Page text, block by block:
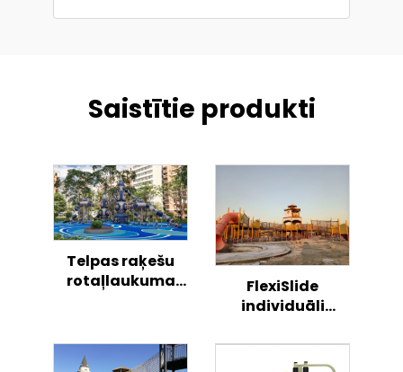
Saistītie produkti
Telpas raķešu
rotaļlaukuma
centrs
FlexiSlide
individuāli
nestandarta
bērnu rotaļu